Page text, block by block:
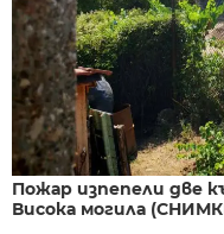
Пожар изпепели две
Висока могила